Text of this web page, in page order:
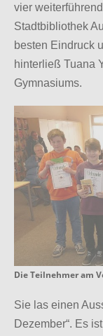
vier
Stadtbibliothek
besten Eindruck
hinterließ Tuana
Gymnasiums.
Die Teilnehmer am
Sie las einen
Dezember“. Es